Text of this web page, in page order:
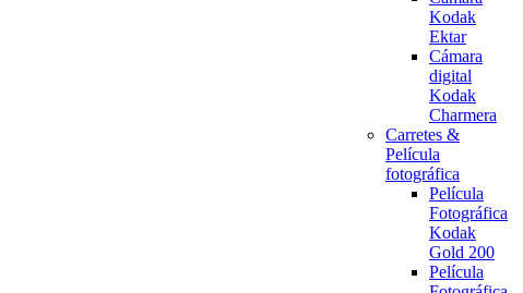
Kodak
Ektar
Cámara
digital
Kodak
Charmera
Carretes &
Película
fotográfica
Película
Fotográfica
Kodak
Gold 200
Película